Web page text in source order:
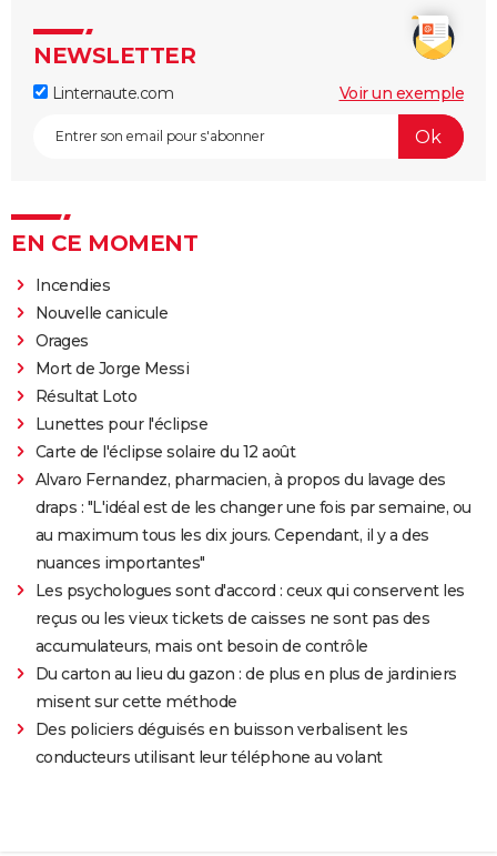
NEWSLETTER
Linternaute.com Voir un exemple
EN CE MOMENT
Incendies
Nouvelle canicule
Orages
Mort de Jorge Messi
Résultat Loto
Lunettes pour l'éclipse
Carte de l'éclipse solaire du 12 août
Alvaro Fernandez, pharmacien, à propos du lavage des
draps : "L'idéal est de les changer une fois par semaine, ou
au maximum tous les dix jours. Cependant, il y a des
nuances importantes"
Les psychologues sont d'accord : ceux qui conservent les
reçus ou les vieux tickets de caisses ne sont pas des
accumulateurs, mais ont besoin de contrôle
Du carton au lieu du gazon : de plus en plus de jardiniers
misent sur cette méthode
Des policiers déguisés en buisson verbalisent les
conducteurs utilisant leur téléphone au volant